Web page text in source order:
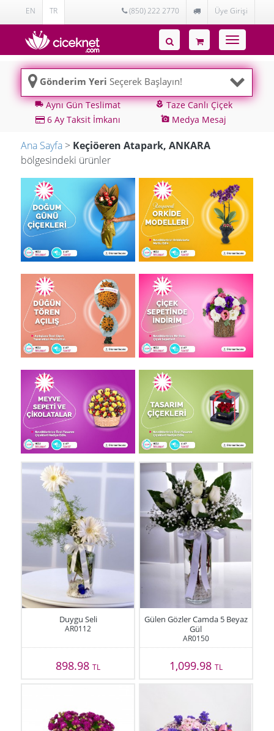
EN TR (850) 222 2770 Üye Girişi
Toggle
navigation
Gönderim Yeri Seçerek Başlayın!
local_shippingAynı Gün Teslimat local_floristTaze Canlı Çiçek
6 Ay Taksit İmkanı
add_a_photo Medya Mesaj
Ana Sayfa > Keçiöeren Atapark, ANKARA
bölgesindeki ürünler
Duygu Seli
AR0112
898.98TL
Gülen Gözler Camda 5 Beyaz
Gül
AR0150
1,099.98 TL